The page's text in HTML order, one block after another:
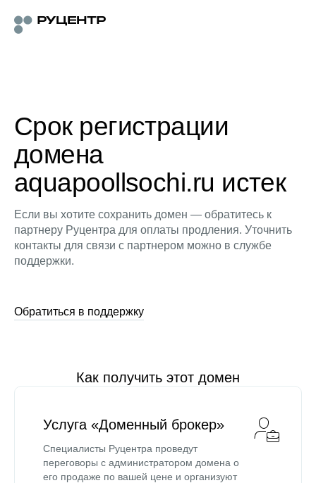
Срок регистрации
домена
aquapoollsochi.ru истек
Если вы хотите сохранить домен — обратитесь к
партнеру Руцентра для оплаты продления. Уточнить
контакты для связи с партнером можно в службе
поддержки.
Обратиться в поддержку
Как получить этот домен
Услуга «Доменный брокер»
Специалисты Руцентра проведут
переговоры с администратором домена о
его продаже по вашей цене и организуют